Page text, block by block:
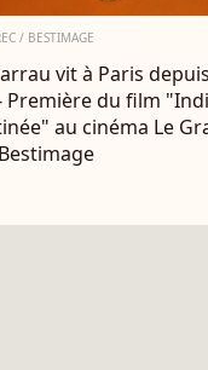
/ BESTIMAGE
vit à Paris
Première du film
au cinéma Le